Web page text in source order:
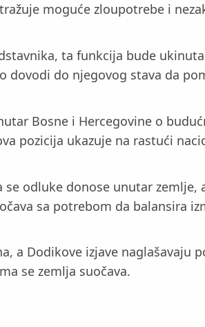
moguće zloupotrebe i
ta funkcija bude
dovodi do njegovog stava da
Bosne i Hercegovine o
pozicija ukazuje na rastući
odluke donose unutar zemlje,
sa potrebom da balansira
a Dodikove izjave naglašavaju
se zemlja suočava.